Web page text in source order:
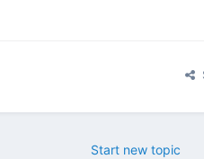
Start new topic